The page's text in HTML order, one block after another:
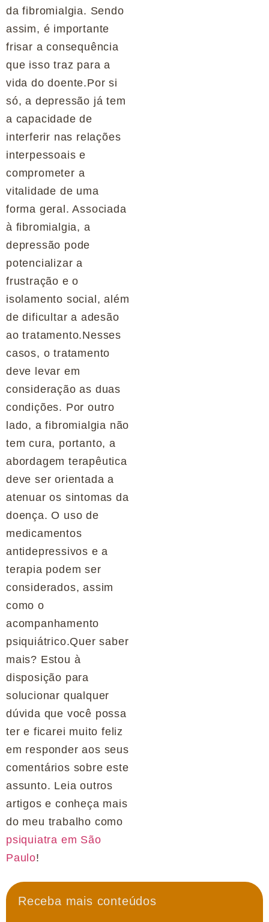
da fibromialgia. Sendo
assim, é importante
frisar a consequência
que isso traz para a
vida do doente.Por si
só, a depressão já tem
a capacidade de
interferir nas relações
interpessoais e
comprometer a
vitalidade de uma
forma geral. Associada
à fibromialgia, a
depressão pode
potencializar a
frustração e o
isolamento social, além
de dificultar a adesão
ao tratamento.Nesses
casos, o tratamento
deve levar em
consideração as duas
condições. Por outro
lado, a fibromialgia não
tem cura, portanto, a
abordagem terapêutica
deve ser orientada a
atenuar os sintomas da
doença. O uso de
medicamentos
antidepressivos e a
terapia podem ser
considerados, assim
como o
acompanhamento
psiquiátrico.Quer saber
mais? Estou à
disposição para
solucionar qualquer
dúvida que você possa
ter e ficarei muito feliz
em responder aos seus
comentários sobre este
assunto. Leia outros
artigos e conheça mais
do meu trabalho como
psiquiatra em São
Paulo!
Receba mais conteúdos